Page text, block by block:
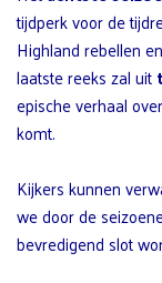
tijdperk voor de
Highland rebellen
laatste reeks zal uit
epische verhaal
komt.
Kijkers kunnen
we door de
bevredigend slot